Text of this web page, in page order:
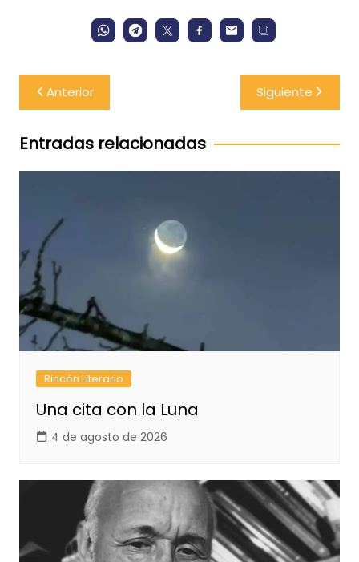
Navegación
de
entradas
Anterior Siguiente
Entradas relacionadas
Rincón Literario
Una cita con la Luna
4 de agosto de 2026